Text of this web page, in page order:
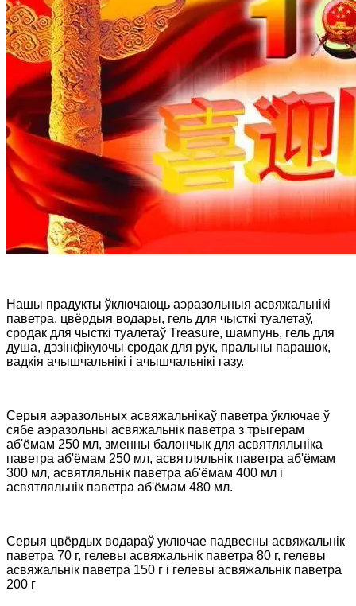
Нашы прадукты ўключаюць аэразольныя асвяжальнікі
паветра, цвёрдыя водары, гель для чысткі туалетаў,
сродак для чысткі туалетаў Treasure, шампунь, гель для
душа, дэзінфікуючы сродак для рук, пральны парашок,
вадкія ачышчальнікі і ачышчальнікі газу.
Серыя аэразольных асвяжальнікаў паветра ўключае ў
сябе аэразольны асвяжальнік паветра з трыгерам
аб'ёмам 250 мл, зменны балончык для асвятляльніка
паветра аб'ёмам 250 мл, асвятляльнік паветра аб'ёмам
300 мл, асвятляльнік паветра аб'ёмам 400 мл і
асвятляльнік паветра аб'ёмам 480 мл.
Серыя цвёрдых водараў уключае падвесны асвяжальнік
паветра 70 г, гелевы асвяжальнік паветра 80 г, гелевы
асвяжальнік паветра 150 г і гелевы асвяжальнік паветра
200 г